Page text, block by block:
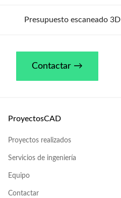
Presupuesto escaneado 3D
Contactar →
ProyectosCAD
Proyectos realizados
Servicios de ingeniería
Equipo
Contactar